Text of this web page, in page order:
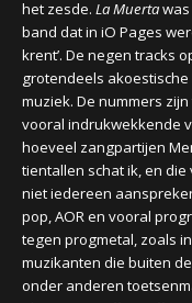
het zesde. La Muerta
band dat in iO Pages
krent’. De negen tracks
grotendeels
muziek. De nummers
vooral indrukwekkende
hoeveel zangpartijen
tientallen schat ik, en
niet iedereen
pop, AOR en vooral
tegen progmetal, zoals in
muzikanten die buiten
onder anderen